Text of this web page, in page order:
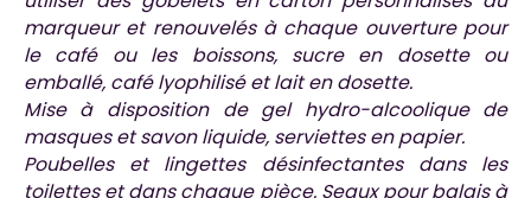
marqueur et renouvelés à chaque ouverture pour
le café ou les boissons, sucre en dosette ou
emballé, café lyophilisé et lait en dosette.
Mise à disposition de gel hydro-alcoolique de
masques et savon liquide, serviettes en papier.
Poubelles et lingettes désinfectantes dans les
toilettes et dans chaque pièce. Seaux pour balais à